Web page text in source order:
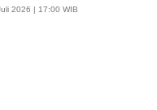
2026 | 17:00 WIB